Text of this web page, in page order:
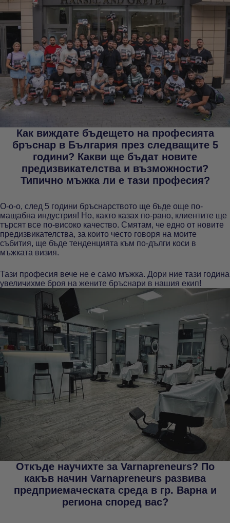
Как виждате бъдещето на професията
бръснар в България през следващите 5
години? Какви ще бъдат новите
предизвикателства и възможности?
Типично мъжка ли е тази професия?
О-о-о, след 5 години бръснарството ще бъде още по-
мащабна индустрия! Но, както казах по-рано, клиентите ще
търсят все по-високо качество. Смятам, че едно от новите
предизвикателства, за които често говоря на моите
събития, ще бъде тенденцията към по-дълги коси в
мъжката визия.
Тази професия вече не е само мъжка. Дори ние тази година
увеличихме броя на жените бръснари в нашия екип!
Откъде научихте за Varnapreneurs? По
какъв начин Varnapreneurs развива
предприемаческата среда в гр. Варна и
региона според вас?